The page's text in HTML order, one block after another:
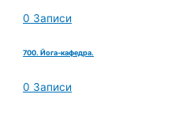
0 Записи
700. Йога-кафедра.
0 Записи